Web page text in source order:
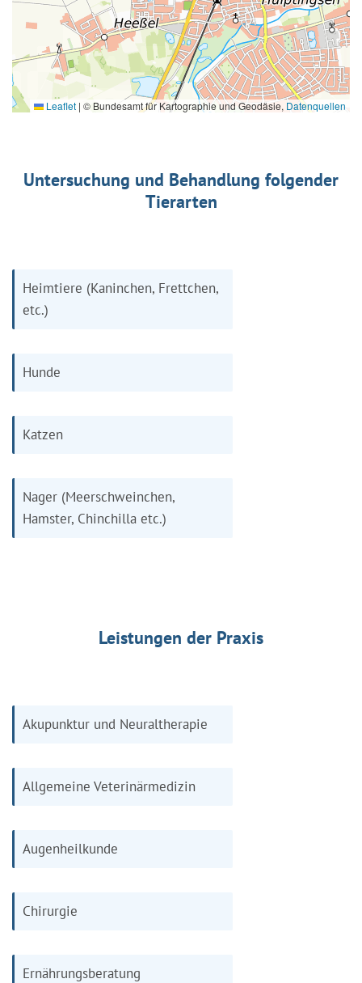
Leaflet | © Bundesamt für Kartographie und Geodäsie, Datenquellen
Untersuchung und Behandlung folgender
Tierarten
Heimtiere (Kaninchen, Frettchen,
etc.)
Hunde
Katzen
Nager (Meerschweinchen,
Hamster, Chinchilla etc.)
Leistungen der Praxis
Akupunktur und Neuraltherapie
Allgemeine Veterinärmedizin
Augenheilkunde
Chirurgie
Ernährungsberatung